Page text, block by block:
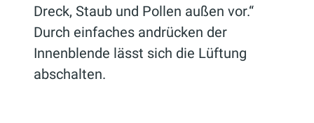
Dreck, Staub und Pollen außen vor.“
Durch einfaches andrücken der
Innenblende lässt sich die Lüftung
abschalten.